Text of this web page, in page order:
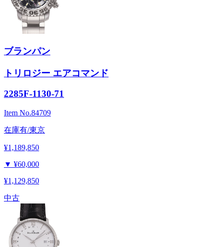
ブランパン
トリロジー エアコマンド
2285F-1130-71
Item No.84709
在庫有/東京
¥1,189,850
▼ ¥60,000
¥1,129,850
中古